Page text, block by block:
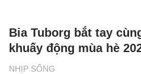
NHỊP SỐNG
Bia Tuborg bắt tay
khuấy động mùa hè